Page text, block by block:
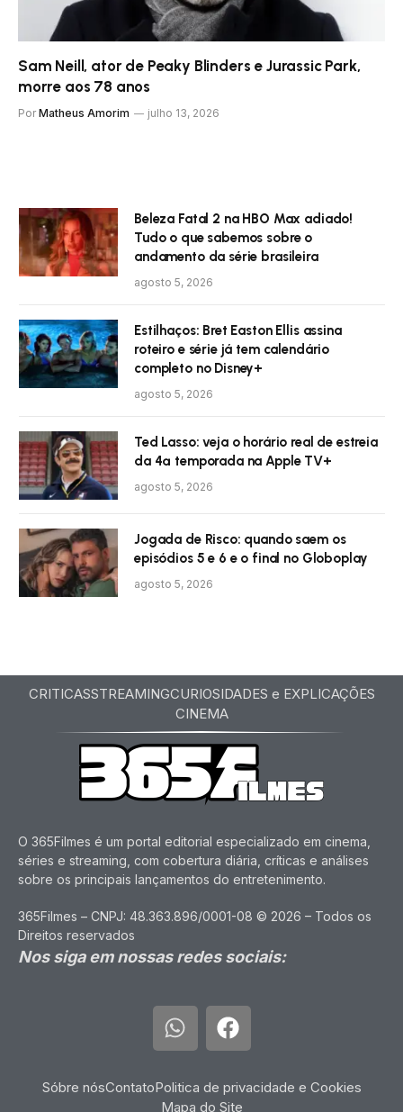
Sam Neill, ator de Peaky Blinders e Jurassic Park,
morre aos 78 anos
Por Matheus Amorim julho 13, 2026
Beleza Fatal 2 na HBO Max adiado!
Tudo o que sabemos sobre o
andamento da série brasileira
agosto 5, 2026
Estilhaços: Bret Easton Ellis assina
roteiro e série já tem calendário
completo no Disney+
agosto 5, 2026
Ted Lasso: veja o horário real de estreia
da 4ª temporada na Apple TV+
agosto 5, 2026
Jogada de Risco: quando saem os
episódios 5 e 6 e o final no Globoplay
agosto 5, 2026
CRITICASSTREAMINGCURIOSIDADES e EXPLICAÇÕES
CINEMA
O 365Filmes é um portal editorial especializado em cinema,
séries e streaming, com cobertura diária, críticas e análises
sobre os principais lançamentos do entretenimento.
365Filmes – CNPJ: 48.363.896/0001-08 © 2026 – Todos os
Direitos reservados
Nos siga em nossas redes sociais:
Sóbre nósContatoPolitica de privacidade e Cookies
Mapa do Site